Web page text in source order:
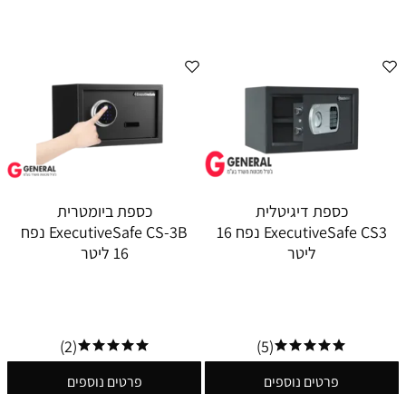
כספת דיגיטלית
ExecutiveSafe CS3 נפח 16
ליטר
(5)
פרטים נוספים
כספת ‏ביומטרית
ExecutiveSafe CS-3B נפח
16 ליטר
(2)
פרטים נוספים